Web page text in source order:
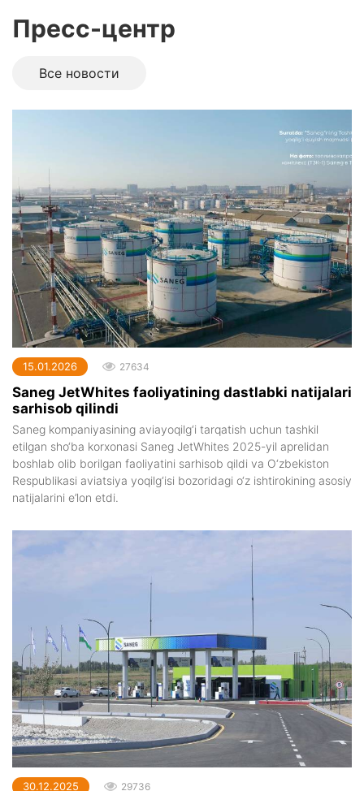
Пресс-центр
Все новоcти
15.01.2026 27634
Saneg JetWhites faoliyatining dastlabki natijalari
sarhisob qilindi
Saneg kompaniyasining aviayoqilg‘i tarqatish uchun tashkil
etilgan sho‘ba korxonasi Saneg JetWhites 2025-yil aprelidan
boshlab olib borilgan faoliyatini sarhisob qildi va O‘zbekiston
Respublikasi aviatsiya yoqilg‘isi bozoridagi o‘z ishtirokining asosiy
natijalarini e’lon etdi.
30.12.2025 29736